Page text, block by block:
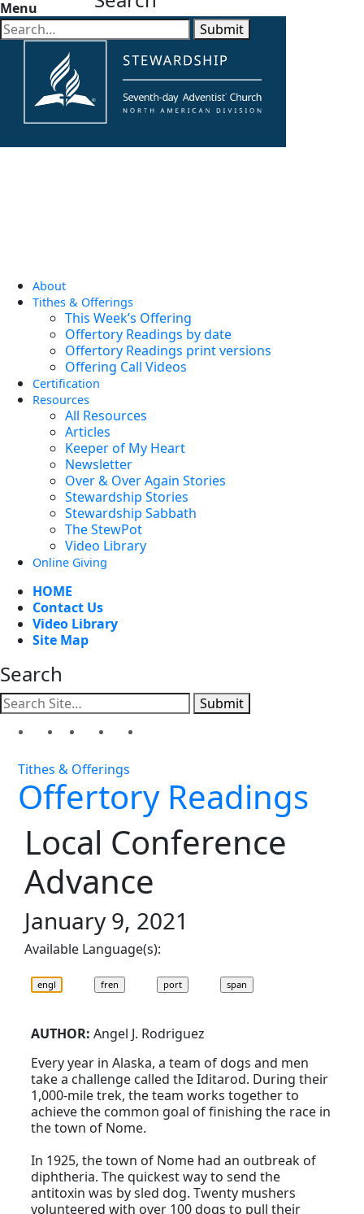
Menu
About
Tithes & Offerings
This Week’s Offering
Offertory Readings by date
Offertory Readings print versions
Offering Call Videos
Certification
Resources
All Resources
Articles
Keeper of My Heart
Newsletter
Over & Over Again Stories
Stewardship Stories
Stewardship Sabbath
The StewPot
Video Library
Online Giving
HOME
Contact Us
Video Library
Site Map
Search
Submit
Tithes & Offerings
Offertory Readings
Local Conference
Advance
January 9, 2021
Available Language(s):
AUTHOR:Angel J. Rodriguez
Every year in Alaska, a team of dogs and men
take a challenge called the Iditarod. During their
1,000-mile trek, the team works together to
achieve the common goal of finishing the race in
the town of Nome.
In 1925, the town of Nome had an outbreak of
diphtheria. The quickest way to send the
antitoxin was by sled dog. Twenty mushers
volunteered with over 100 dogs to pull their
Submit